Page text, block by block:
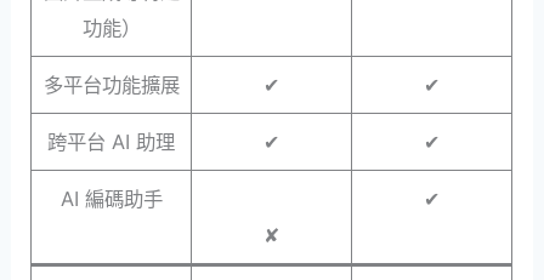
功能）
多平台功能擴展 ✔︎ ✔︎
跨平台 AI 助理 ✔︎ ✔︎
AI 編碼助手
✘
✔︎